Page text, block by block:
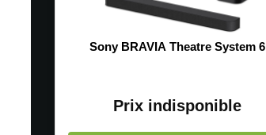
Sony BRAVIA Theatre System 6
Prix indisponible